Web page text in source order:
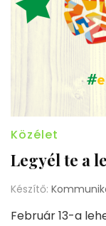
Közélet
Legyél te a
Készítő:
Február 13-a